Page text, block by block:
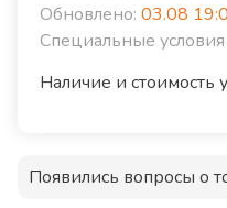
Обновлено: 03.08
Специальные
Наличие и стоимость
Появились вопросы о